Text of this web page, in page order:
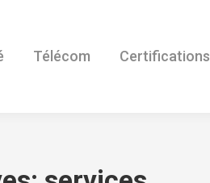
Télécom Certifications